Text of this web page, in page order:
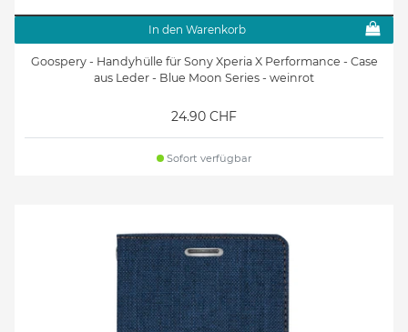
In den Warenkorb
Goospery - Handyhülle für Sony Xperia X Performance - Case
aus Leder - Blue Moon Series - weinrot
24.90 CHF
Sofort verfügbar